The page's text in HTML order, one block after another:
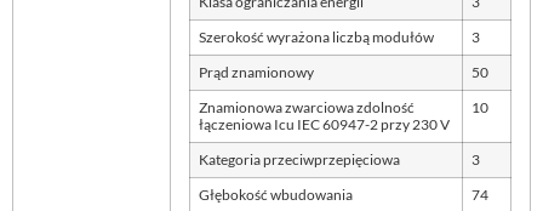
Szerokość wyrażona liczbą modułów 3
Prąd znamionowy 50
Znamionowa zwarciowa zdolność
łączeniowa Icu IEC 60947-2 przy 230 V
10
Kategoria przeciwprzepięciowa 3
Głębokość wbudowania 74